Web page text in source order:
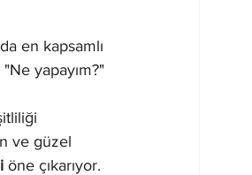
en kapsamlı
yapayım?"
ve güzel
öne çıkarıyor.